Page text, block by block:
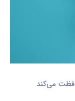
می‌کند